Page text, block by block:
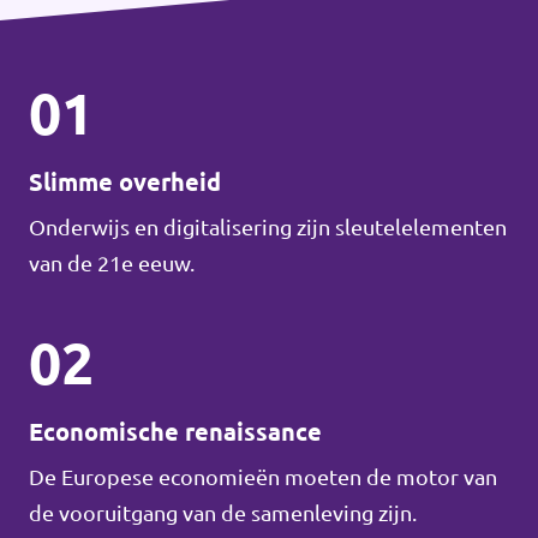
01
Slimme overheid
Onderwijs en digitalisering zijn sleutelelementen
van de 21e eeuw.
02
Economische renaissance
De Europese economieën moeten de motor van
de vooruitgang van de samenleving zijn.